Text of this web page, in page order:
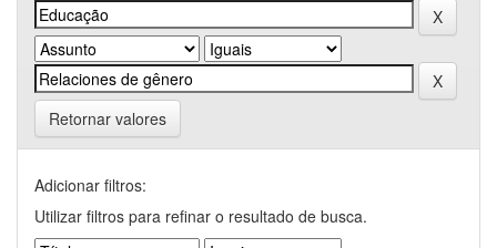
Retornar valores
Adicionar filtros:
Utilizar filtros para refinar o resultado de busca.